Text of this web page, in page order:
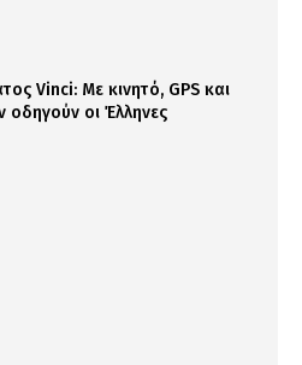
Vinci: Με κινητό, GPS και
οδηγούν οι Έλληνες